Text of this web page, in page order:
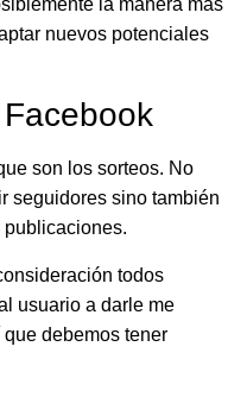
nuevos potenciales
son los sorteos. No
seguidores sino también
publicaciones.
todos
usuario a darle me
debemos tener